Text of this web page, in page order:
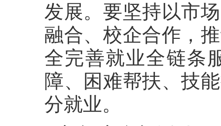
发展。要坚持以市
融合、校企合作，
全完善就业全链条
障、困难帮扶、技
分就业。